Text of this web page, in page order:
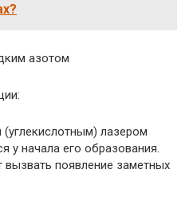
лазером
у начала его образования.
появление заметных